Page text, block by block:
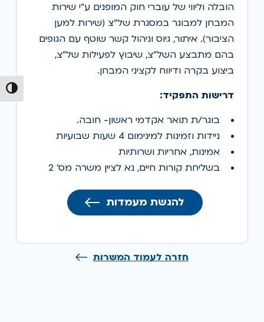
הובלה וליווי של עוברי חוק המופנים ע"י שירות
המבחן למבוגר במסגרת של"צ (שירות למען
הציבור). איתור, גיוס וניהול קשר שוטף עם הגופים
בהם מתבצע השל"צ, שיבוץ לפעילות של"צ,
ביצוע בקרה ודיווח לקציני המבחן.
דרישות התפקיד:
בוגר/ת תואר אקדמי ראשון- חובה.
ניידות וזמינות למינימום 4 שעות שבועיות
אמינות, אחריות ושרותיות
בשליחת קורות חיים, נא לציין משרה מס' 2
להגשת מעמדות
חזרה לעמוד המשרות